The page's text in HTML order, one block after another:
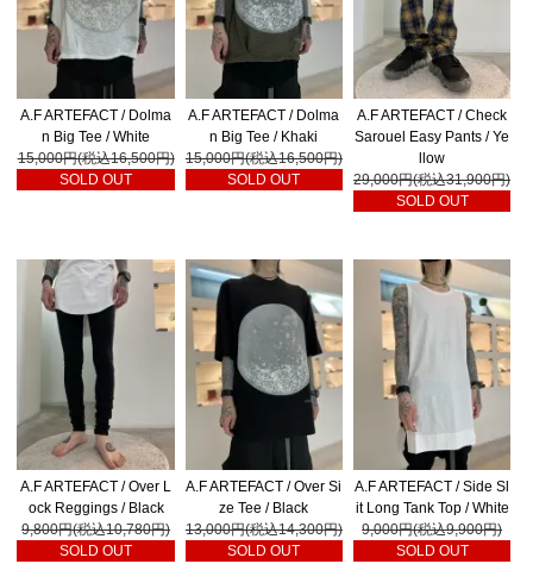
A.F ARTEFACT / Dolma
n Big Tee / White
15,000円(税込16,500円)
SOLD OUT
A.F ARTEFACT / Dolma
n Big Tee / Khaki
15,000円(税込16,500円)
SOLD OUT
A.F ARTEFACT / Check
Sarouel Easy Pants / Ye
llow
29,000円(税込31,900円)
SOLD OUT
A.F ARTEFACT / Over L
ock Reggings / Black
9,800円(税込10,780円)
SOLD OUT
A.F ARTEFACT / Over Si
ze Tee / Black
13,000円(税込14,300円)
SOLD OUT
A.F ARTEFACT / Side Sl
it Long Tank Top / White
9,000円(税込9,900円)
SOLD OUT